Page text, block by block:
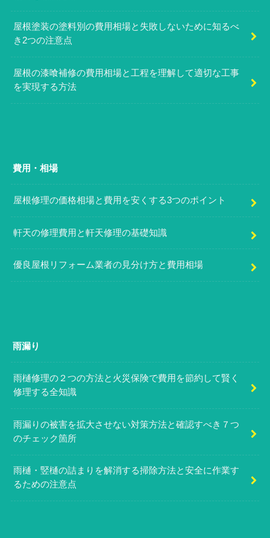
屋根塗装の塗料別の費用相場と失敗しないために知るべ
き2つの注意点
屋根の漆喰補修の費用相場と工程を理解して適切な工事
を実現する方法
費用・相場
屋根修理の価格相場と費用を安くする3つのポイント
軒天の修理費用と軒天修理の基礎知識
優良屋根リフォーム業者の見分け方と費用相場
雨漏り
雨樋修理の２つの方法と火災保険で費用を節約して賢く
修理する全知識
雨漏りの被害を拡大させない対策方法と確認すべき７つ
のチェック箇所
雨樋・竪樋の詰まりを解消する掃除方法と安全に作業す
るための注意点